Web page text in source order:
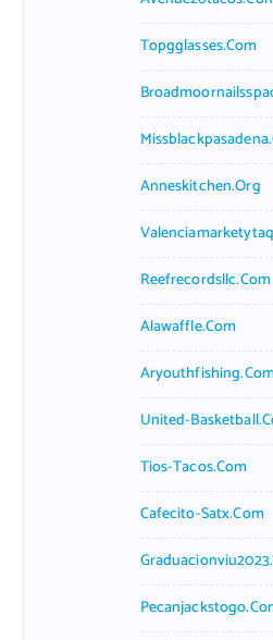
Topgglasses.com
Anneskitchen.org
Reefrecordsllc.com
Alawaffle.com
Aryouthfishing.com
United-
Tios-Tacos.com
Cafecito-Satx.com